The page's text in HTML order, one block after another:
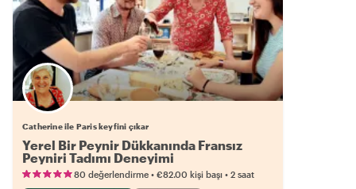
Catherine ile Paris keyfini çıkar
Yerel Bir Peynir Dükkanında Fransız
Peyniri Tadımı Deneyimi
80 değerlendirme • €82.00 kişi başı • 2 saat